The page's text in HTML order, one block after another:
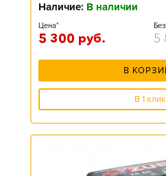
Наличие: В наличии
Цена*
5 300 руб. 5
В
В 1 клик